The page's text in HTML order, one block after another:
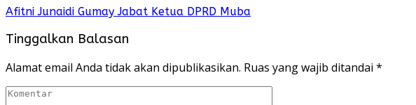
Afitni Junaidi Gumay Jabat Ketua DPRD Muba
Tinggalkan Balasan
Alamat email Anda tidak akan dipublikasikan. Ruas yang wajib ditandai *